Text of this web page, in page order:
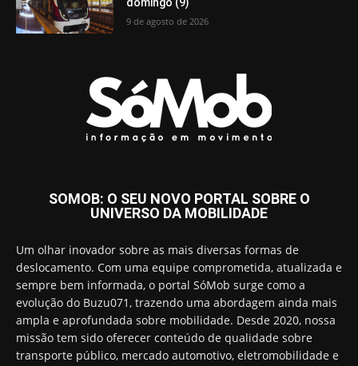
9 de agosto de 2026
SOMOB: O SEU NOVO PORTAL SOBRE O
UNIVERSO DA MOBILIDADE
Um olhar inovador sobre as mais diversas formas de
deslocamento. Com uma equipe comprometida, atualizada e
sempre bem informada, o portal SóMob surge como a
evolução do Buzu071, trazendo uma abordagem ainda mais
ampla e aprofundada sobre mobilidade. Desde 2020, nossa
missão tem sido oferecer conteúdo de qualidade sobre
transporte público, mercado automotivo, eletromobilidade e